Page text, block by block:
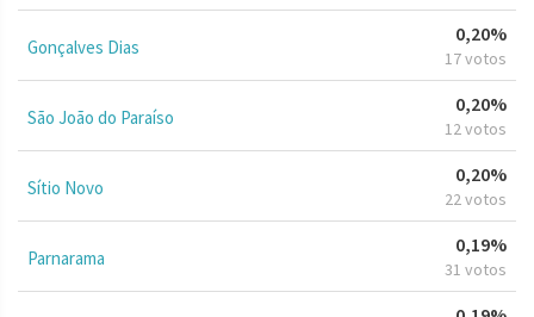
Gonçalves Dias
0,20%
17 votos
São João do Paraíso
0,20%
12 votos
Sítio Novo
0,20%
22 votos
Parnarama
0,19%
31 votos